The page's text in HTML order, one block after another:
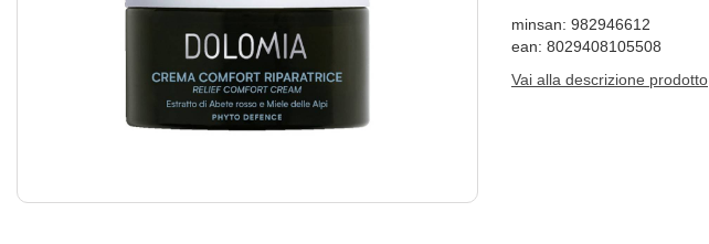
minsan: 982946612
ean: 8029408105508
Vai alla descrizione prodotto